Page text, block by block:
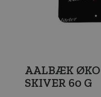
AALBÆK ØKO
SKIVER 60 G